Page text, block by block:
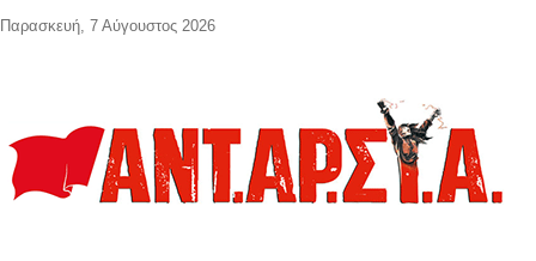
Παρασκευή, 7 Αύγουστος 2026